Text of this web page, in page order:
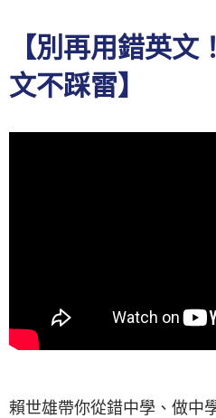
【別再用錯英文
文不踩雷】
賴世雄帶你從錯中學、做中